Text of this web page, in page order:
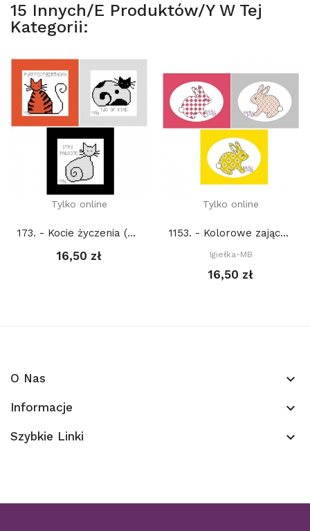
15 Innych/e Produktów/y W Tej
Kategorii:
Tylko online
173. - Kocie życzenia (PDF)
16,50 zł
Tylko online
1153. - Kolorowe zajączki (PDF)
Igiełka-MB
16,50 zł
O Nas keyboard_arrow_down
Informacje keyboard_arrow_down
Szybkie Linki keyboard_arrow_down